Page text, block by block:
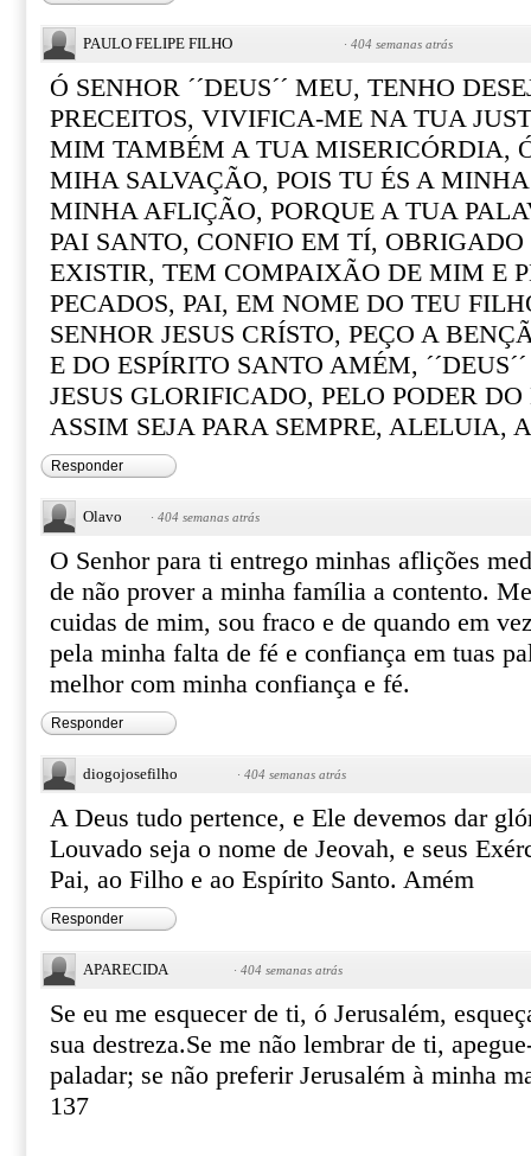
PAULO FELIPE FILHO · 404 semanas atrás
Ó SENHOR ´´DEUS´´ MEU, TENHO
PRECEITOS, VIVIFICA-ME NA TUA
MIM TAMBÉM A TUA MISERICÓRDIA,
MIHA SALVAÇÃO, POIS TU ÉS A
MINHA AFLIÇÃO, PORQUE A TUA
PAI SANTO, CONFIO EM TÍ, OBRIGADO
EXISTIR, TEM COMPAIXÃO DE MIM E
PECADOS, PAI, EM NOME DO TEU
SENHOR JESUS CRÍSTO, PEÇO A
E DO ESPÍRITO SANTO AMÉM,
JESUS GLORIFICADO, PELO PODER
ASSIM SEJA PARA SEMPRE, ALELUIA,
Responder
Olavo · 404 semanas atrás
O Senhor para ti entrego minhas aflições
de não prover a minha família a contento.
cuidas de mim, sou fraco e de quando em
pela minha falta de fé e confiança em tuas
melhor com minha confiança e fé.
Responder
diogojosefilho · 404 semanas atrás
A Deus tudo pertence, e Ele devemos dar
Louvado seja o nome de Jeovah, e seus
Pai, ao Filho e ao Espírito Santo. Amém
Responder
APARECIDA · 404 semanas atrás
Se eu me esquecer de ti, ó Jerusalém,
sua destreza.Se me não lembrar de ti,
paladar; se não preferir Jerusalém à minha
137